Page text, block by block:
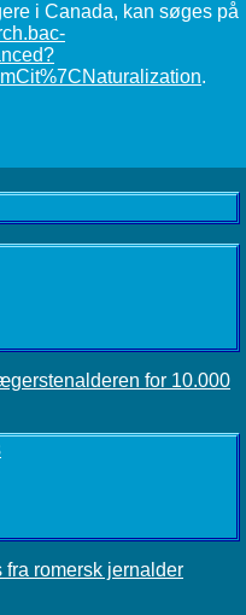
i Canada, kan søges på
.
for 10.000
fra romersk jernalder